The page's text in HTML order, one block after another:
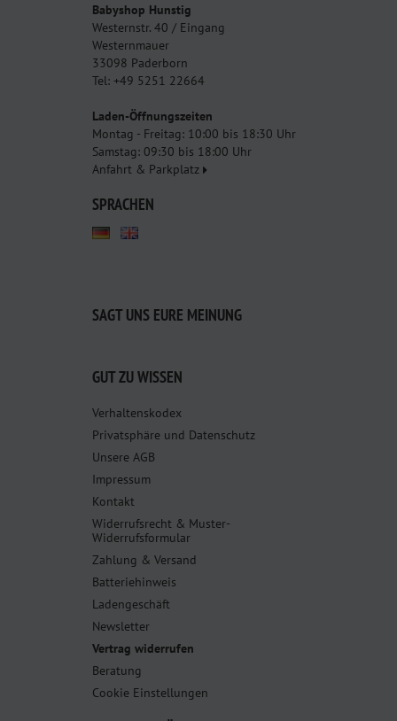
Babyshop Hunstig
Westernstr. 40 / Eingang
Westernmauer
33098 Paderborn
Tel: +49 5251 22664
Laden-Öffnungszeiten
Montag - Freitag: 10:00 bis 18:30 Uhr
Samstag: 09:30 bis 18:00 Uhr
Anfahrt & Parkplatz
SPRACHEN
SAGT UNS EURE MEINUNG
GUT ZU WISSEN
Verhaltenskodex
Privatsphäre und Datenschutz
Unsere AGB
Impressum
Kontakt
Widerrufsrecht & Muster-
Widerrufsformular
Zahlung & Versand
Batteriehinweis
Ladengeschäft
Newsletter
Vertrag widerrufen
Beratung
Cookie Einstellungen